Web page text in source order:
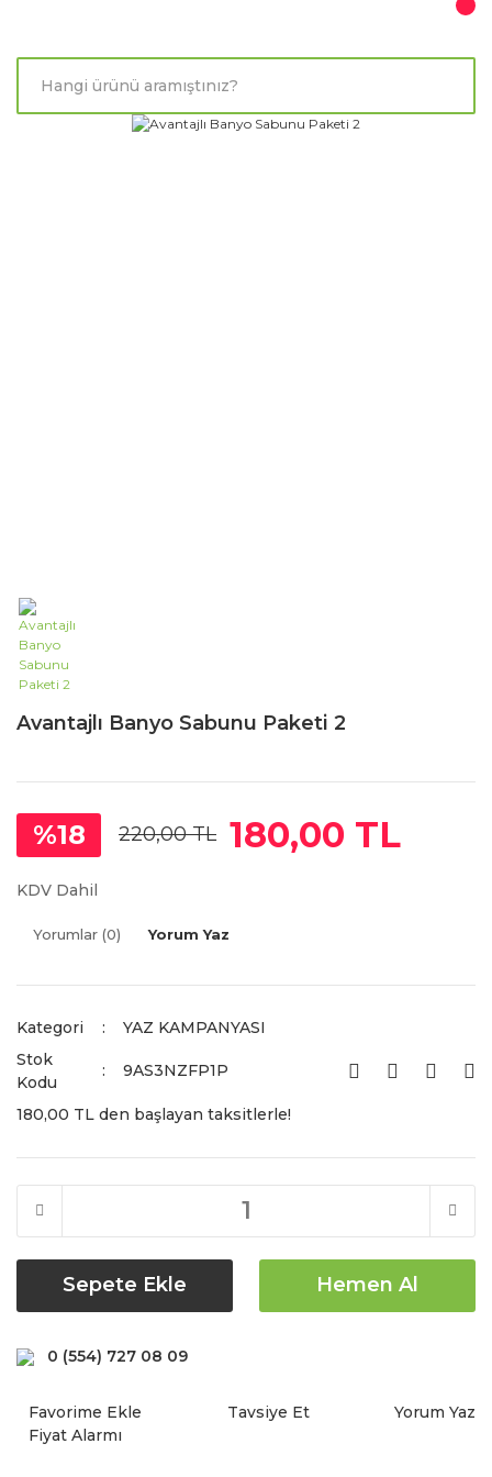
Avantajlı Banyo Sabunu Paketi 2
%18 220,00 TL 180,00 TL
KDV Dahil
Yorumlar (0) Yorum Yaz
Kategori
YAZ KAMPANYASI
Stok
Kodu
9AS3NZFP1P
180,00 TL den başlayan taksitlerle!
Sepete Ekle Hemen Al
0 (554) 727 08 09
Tavsiye Et
Yorum Yaz
Fiyat Alarmı